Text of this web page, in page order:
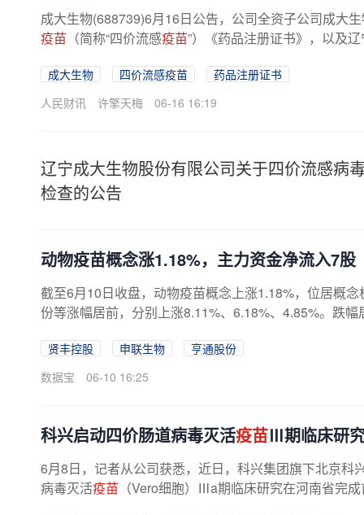
成大生物(688739)6月16日公告，公司全资子公司成大
疫苗 （简称“四价流感疫苗”）《药品注册证书》，以及
成大生物 四价流感疫苗
药品注册证书
人民财讯
许擎天梅 06-16 16:19
辽宁成大生物股份有限公司关于四价流感病
检查的公告
动物疫苗概念涨1.18%，主力资金净流入7股
截至6月10日收盘，动物疫苗概念上涨1.18%，位居概
份等涨幅居前，分别上涨8.11%、6.18%、4.85%。跌
贤丰控股 申联生物
亨通股份
数据宝
06-10 16:25
科兴启动四价肠道病毒灭活疫苗Ⅲ期临床研
6月8日，记者从公司获悉，近日，科兴集团旗下北京科
病毒灭活疫苗 （Vero细胞）Ⅲa期临床研究在河南省完